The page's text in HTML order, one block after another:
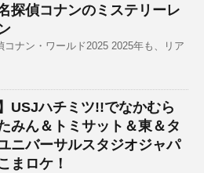
探偵コナンのミステリーレ
コナン・ワールド2025 2025年も、リア
USJハチミツ!!でなかむら
みん＆トミサット＆東＆タ
ニバーサルスタジオジャパ
まロケ！